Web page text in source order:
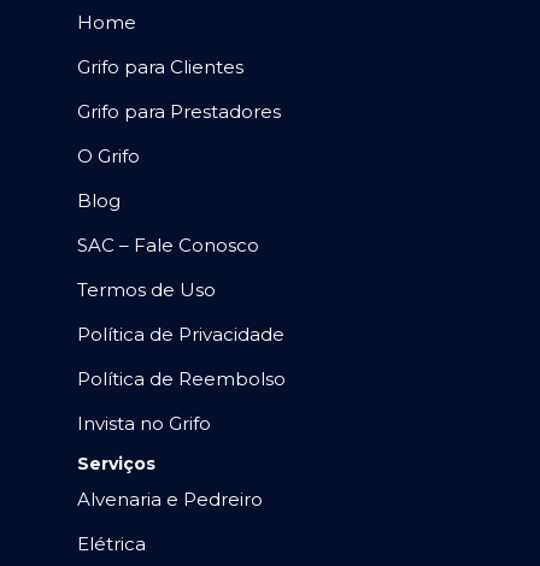
Home
Grifo para Clientes
Grifo para Prestadores
O Grifo
Blog
SAC – Fale Conosco
Termos de Uso
Política de Privacidade
Política de Reembolso
Invista no Grifo
Serviços
Alvenaria e Pedreiro
Elétrica